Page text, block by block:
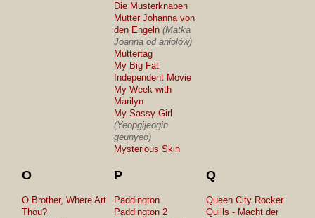
Die Musterknaben
Mutter Johanna von
den Engeln (Matka
Joanna od aniolów)
Muttertag
My Big Fat
Independent Movie
My Week with
Marilyn
My Sassy Girl
(Yeopgijeogin
geunyeo)
Mysterious Skin
O
O Brother, Where Art
Thou?
P
Paddington
Paddington 2
Q
Queen City Rocker
Quills - Macht der